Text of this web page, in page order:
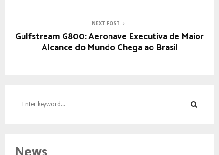
NEXT POST
Gulfstream G800: Aeronave Executiva de Maior
Alcance do Mundo Chega ao Brasil
h